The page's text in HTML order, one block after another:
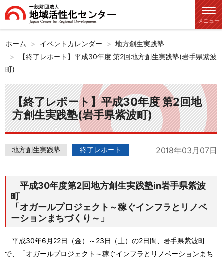
メニュー
ホーム イベントカレンダー
地方創生実践塾
【終了レポート】平成30年度 第2回地方創生実践塾(岩手県紫波
町)
【終了レポート】平成30年度 第2回地
方創生実践塾(岩手県紫波町)
地方創生実践塾 終了レポート 2018年03月07日
平成30年度第2回地方創生実践塾in岩手県紫波
町
「オガールプロジェクト～稼ぐインフラとリノベ
ーションまちづくり～」
平成30年6月22日（金）～23日（土）の2日間、岩手県紫波町
で、「オガールプロジェクト～稼ぐインフラとリノベーションまち